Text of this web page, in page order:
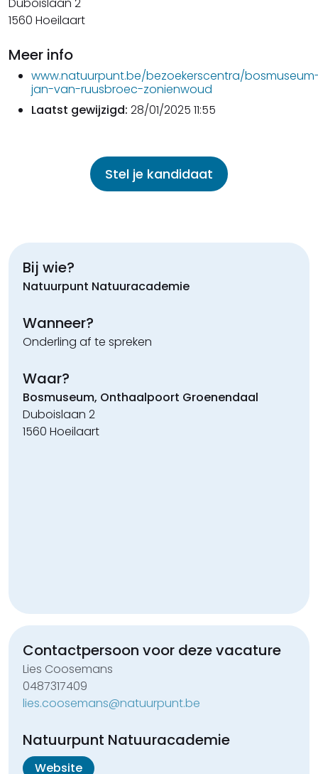
1560 Hoeilaart
Meer info
www.natuurpunt.be/bezoekerscentra/
jan-van-ruusbroec-zonienwoud
Laatst gewijzigd: 28/01/2025 11:55
Stel je kandidaat
Bij wie?
Natuurpunt Natuuracademie
Wanneer?
Onderling af te spreken
Waar?
Bosmuseum, Onthaalpoort Groenendaal
Duboislaan 2
1560 Hoeilaart
Contactpersoon voor dezevacature
Lies Coosemans
0487317409
lies.coosemans@natuurpunt.be
Natuurpunt Natuuracademie
Website